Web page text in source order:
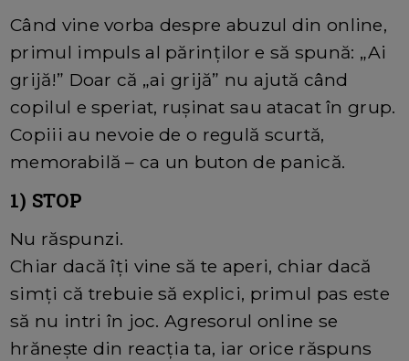
Când vine vorba despre abuzul din online,
primul impuls al părinților e să spună: „Ai
grijă!” Doar că „ai grijă” nu ajută când
copilul e speriat, rușinat sau atacat în grup.
Copiii au nevoie de o regulă scurtă,
memorabilă – ca un buton de panică.
1) STOP
Nu răspunzi.
Chiar dacă îți vine să te aperi, chiar dacă
simți că trebuie să explici, primul pas este
să nu intri în joc. Agresorul online se
hrănește din reacția ta, iar orice răspuns